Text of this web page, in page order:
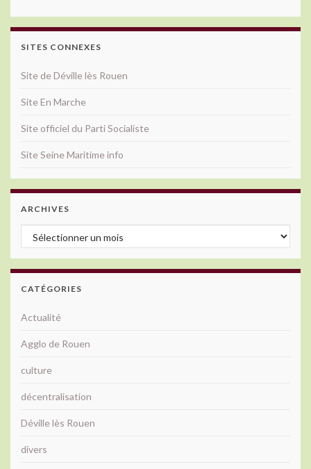
SITES CONNEXES
Site de Déville lès Rouen
Site En Marche
Site officiel du Parti Socialiste
Site Seine Maritime info
ARCHIVES
Archives
CATÉGORIES
Actualité
Agglo de Rouen
culture
décentralisation
Déville lès Rouen
divers